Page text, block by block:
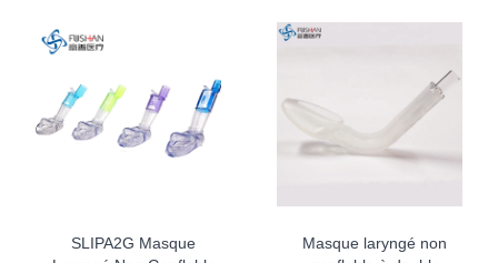
SLIPA2G Masque
Masque laryngé non